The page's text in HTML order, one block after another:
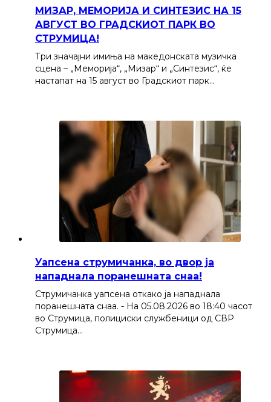
МИЗАР, МЕМОРИЈА И СИНТЕЗИС НА 15
АВГУСТ ВО ГРАДСКИОТ ПАРК ВО
СТРУМИЦА!
Три значајни имиња на македонската музичка
сцена – „Меморија“, „Мизар“ и „Синтезис“, ќе
настапат на 15 август во Градскиот парк…
Уапсена струмичанка, во двор ја
нападнала поранешната снаа!
Струмичанка уапсена откако ја нападнала
поранешната снаа. - На 05.08.2026 во 18:40 часот
во Струмица, полициски службеници од СВР
Струмица…